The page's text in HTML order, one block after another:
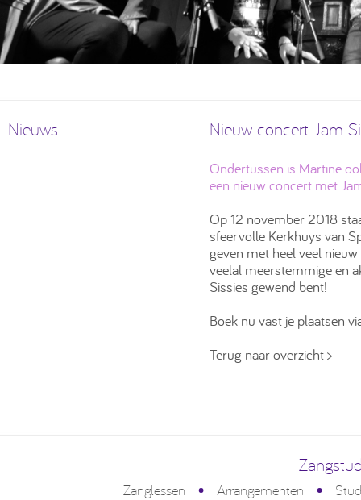
Nieuws Nieuw concert Jam
Ondertussen is Martine
een nieuw concert met
Op 12 november 2018
sfeervolle Kerkhuys van
geven met heel veel
veelal meerstemmige en
Sissies gewend bent!
Boek nu vast je plaatsen
Terug naar overzicht >
Zanglessen • Arrangementen •